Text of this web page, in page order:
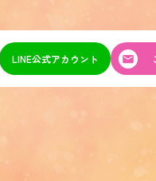
LINE公式アカウント